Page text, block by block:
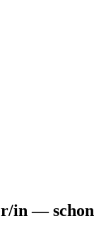
in— schon